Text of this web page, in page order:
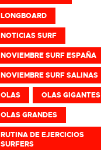
LONGBOARD
NOTICIAS SURF
NOVIEMBRE SURF ESPAÑA
NOVIEMBRE SURF SALINAS
OLAS OLAS GIGANTES
OLAS GRANDES
RUTINA DE EJERCICIOS
SURFERS